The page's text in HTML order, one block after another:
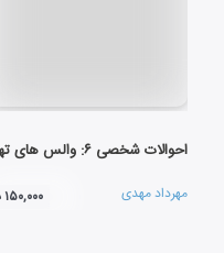
مهرداد مهدی ۱۵۰,۰۰۰ ت